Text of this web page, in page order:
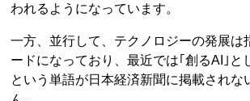
われるようになっています。
一方、並行して、テクノロジーの発展は
ードになっており、最近では｢創るAI｣と
という単語が日本経済新聞に掲載されな